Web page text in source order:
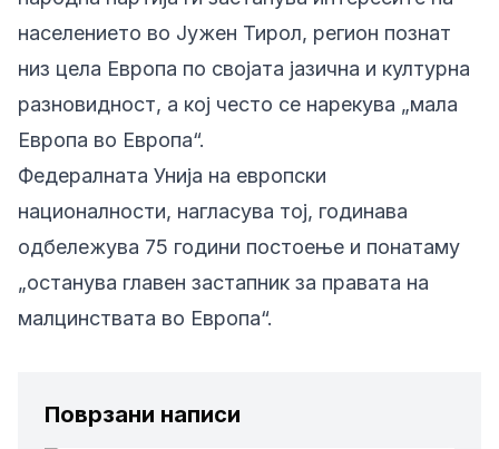
населението во Јужен Тирол, регион познат
низ цела Европа по својата јазична и културна
разновидност, а кој често се нарекува „мала
Европа во Европа“.
Федералната Унија на европски
националности, нагласува тој, годинава
одбележува 75 години постоење и понатаму
„останува главен застапник за правата на
малцинствата во Европа“.
Поврзани написи